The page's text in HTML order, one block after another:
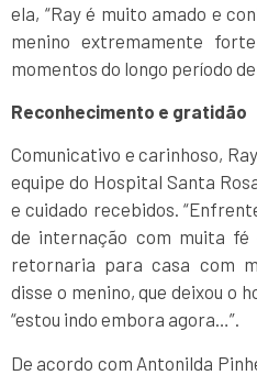
ela, “Ray é muito amado e
menino extremamente
momentos do longo período
Reconhecimento e gratidão
Comunicativo e carinhoso,
equipe do Hospital Santa
e cuidado recebidos.
de internação com muita fé
retornaria para casa com
disse o menino, que deixou o
“estou indo embora agora…”.
De acordo com Antonilda